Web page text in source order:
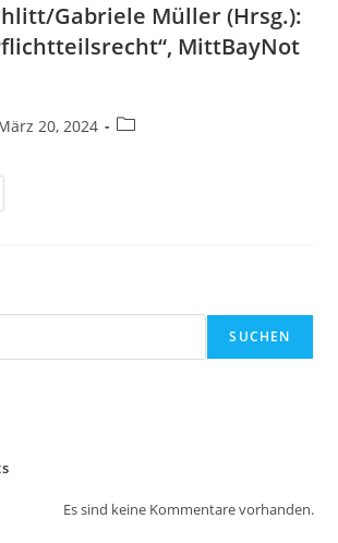
Gabriele Müller (Hrsg.):
MittBayNot
20, 2024
SUCHEN
Es sind keine Kommentare vorhanden.